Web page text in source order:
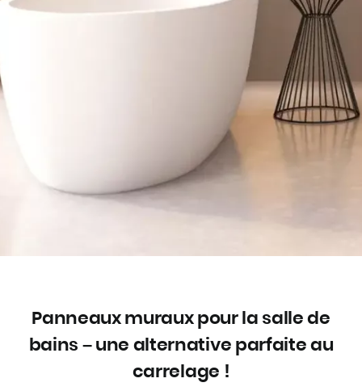
Panneaux muraux pour la salle de
bains – une alternative parfaite au
carrelage !